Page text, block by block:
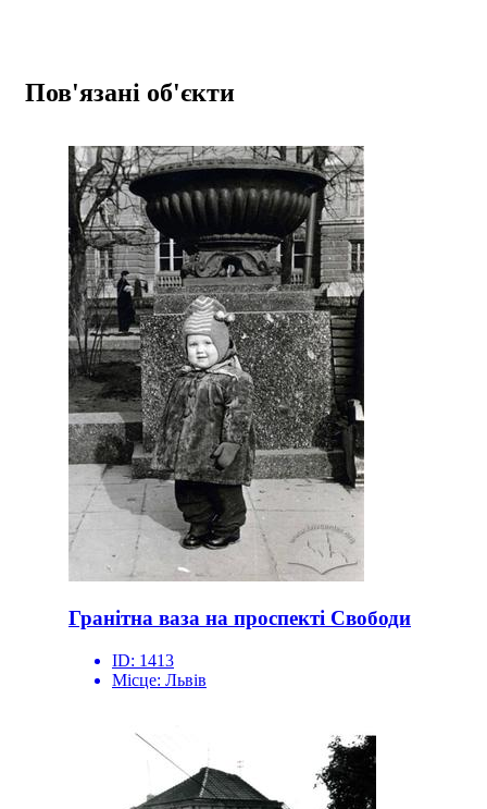
Пов'язані об'єкти
Гранітна ваза на проспекті Свободи
ID: 1413
Місце: Львів